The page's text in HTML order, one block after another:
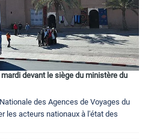
devant le siège du ministère du
des Agences de Voyages du
les acteurs nationaux à l'état des